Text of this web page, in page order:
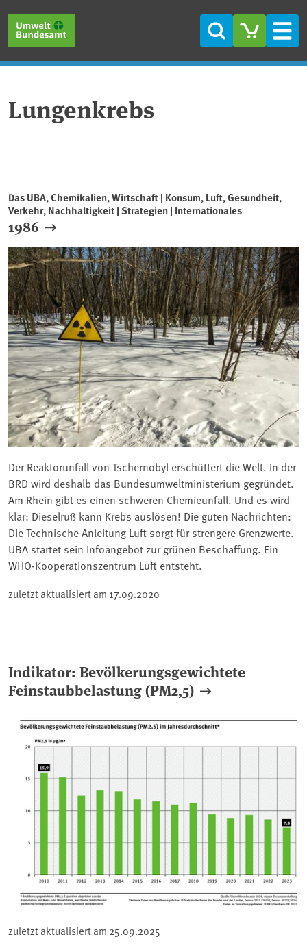
Suche
Lungenkrebs
Das UBA, Chemikalien, Wirtschaft | Konsum, Luft, Gesundheit,
Verkehr, Nachhaltigkeit | Strategien | Internationales
1986
Der Reaktorunfall von Tschernobyl erschüttert die Welt. In der
BRD wird deshalb das Bundesumweltministerium gegründet.
Am Rhein gibt es einen schweren Chemieunfall. Und es wird
klar: Dieselruß kann Krebs auslösen! Die guten Nachrichten:
Die Technische Anleitung Luft sorgt für strengere Grenzwerte.
UBA startet sein Infoangebot zur grünen Beschaffung. Ein
WHO-Kooperationszentrum Luft entsteht.
zuletzt aktualisiert am 17.09.2020
Indikator: Bevölkerungsgewichtete
Feinstaubbelastung (PM2,5)
zuletzt aktualisiert am 25.09.2025